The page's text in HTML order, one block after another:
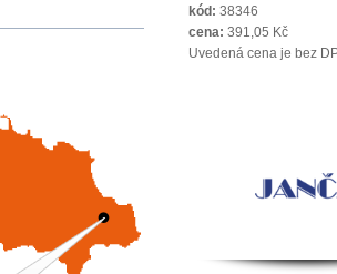
kód: 38346
cena: 391,05 Kč
Uvedená cena je bez